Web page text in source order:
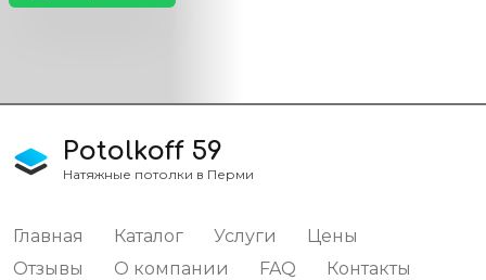
Potolkoff 59
Натяжные потолки в Перми
Главная Каталог Услуги
Цены
Отзывы
О компании FAQ Контакты